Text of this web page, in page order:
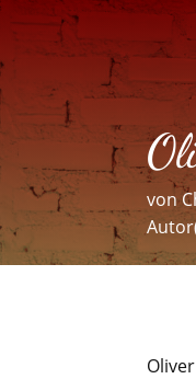
von